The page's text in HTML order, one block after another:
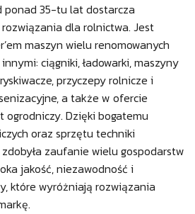
ponad 35-tu lat dostarcza
dla rolnictwa. Jest
maszyn wielu renomowanych
ciągniki, ładowarki, maszyny
przyczepy rolnicze i
a także w ofercie
Dzięki bogatemu
oraz sprzętu techniki
zaufanie wielu gospodarstw
jakość, niezawodność i
które wyróżniają rozwiązania